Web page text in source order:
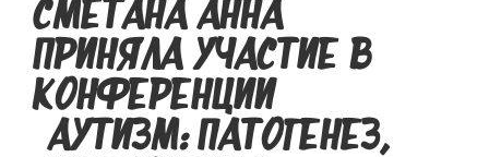
СМЕТАНА АННА
ПРИНЯЛА УЧАСТИЕ В
КОНФЕРЕНЦИИ
«АУТИЗМ: ПАТОГЕНЕЗ,